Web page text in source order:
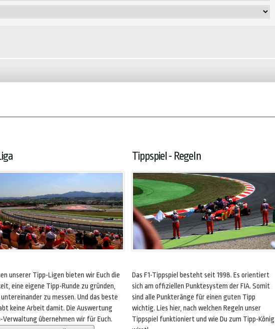
unserer Tipp-Ligen bieten wir Euch die
eine eigene Tipp-Runde zu gründen,
untereinander zu messen. Und das beste
keine Arbeit damit. Die Auswertung
Verwaltung übernehmen wir für Euch.
Tippspiel - Regeln
Das F1-Tippspiel besteht seit 1998. Es orientiert
sich am offiziellen Punktesystem der FIA. Somit
sind alle Punkteränge für einen guten Tipp
wichtig. Lies hier, nach welchen Regeln unser
Tippspiel funktioniert und wie Du zum Tipp-König